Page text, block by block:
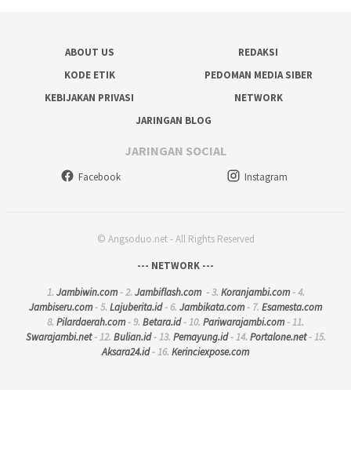
ABOUT US
REDAKSI
KODE ETIK
PEDOMAN MEDIA SIBER
KEBIJAKAN PRIVASI
NETWORK
JARINGAN BLOG
JARINGAN SOCIAL
Facebook Instagram
© Angsoduo.net - All Rights Reserved
--- NETWORK ---
1. Jambiwin.com- 2. Jambiflash.com- 3. Koranjambi.com- 4.
Jambiseru.com- 5. Lajuberita.id- 6. Jambikata.com- 7. Esamesta.com
8. Pilardaerah.com- 9. Betara.id- 10. Pariwarajambi.com- 11.
Swarajambi.net- 12. Bulian.id- 13. Pemayung.id- 14. Portalone.net- 15.
Aksara24.id- 16. Kerinciexpose.com